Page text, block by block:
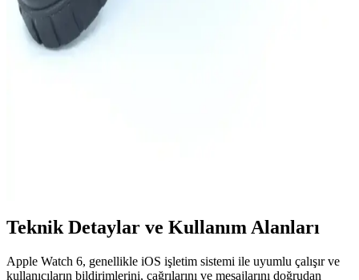
Nike Spor Ayakkabılarıyla Aktif Kullanım İçin
İpuçları ve Bakım Önerileri
Teknik Detaylar ve Kullanım Alanları
Apple Watch 6, genellikle iOS işletim sistemi ile uyumlu çalışır ve
kullanıcıların bildirimlerini, çağrılarını ve mesajlarını doğrudan